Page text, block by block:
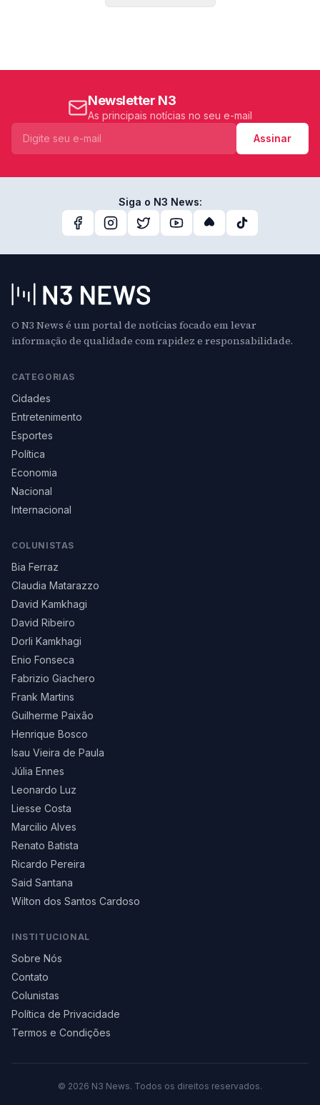
Newsletter N3
As principais notícias no seu e-mail
Assinar
Siga o N3 News:
O N3 News é um portal de notícias focado em levar
informação de qualidade com rapidez e responsabilidade.
CATEGORIAS
Cidades
Entretenimento
Esportes
Política
Economia
Nacional
Internacional
COLUNISTAS
Bia Ferraz
Claudia Matarazzo
David Kamkhagi
David Ribeiro
Dorli Kamkhagi
Enio Fonseca
Fabrizio Giachero
Frank Martins
Guilherme Paixão
Henrique Bosco
Isau Vieira de Paula
Júlia Ennes
Leonardo Luz
Liesse Costa
Marcilio Alves
Renato Batista
Ricardo Pereira
Said Santana
Wilton dos Santos Cardoso
INSTITUCIONAL
Sobre Nós
Contato
Colunistas
Política de Privacidade
Termos e Condições
© 2026 N3 News. Todos os direitos reservados.